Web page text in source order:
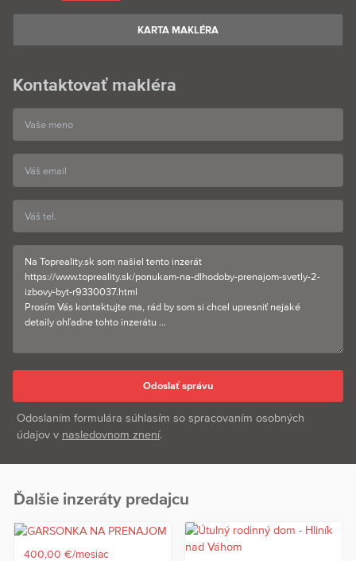
KARTA MAKLÉRA
Kontaktovať makléra
Odoslaním formulára súhlasím so spracovaním osobných
údajov v nasledovnom znení.
Ďalšie inzeráty predajcu
400,00 €/mesiac